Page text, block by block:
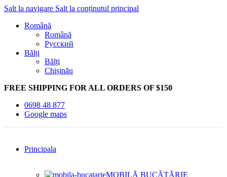
Salt la navigare Salt la conținutul principal
Română
Română
Русский
Bălți
Bălți
Chișinău
FREE SHIPPING FOR ALL ORDERS OF $150
0698 48 877
Google maps
Principala
MOBILĂ BUCĂTĂRIE